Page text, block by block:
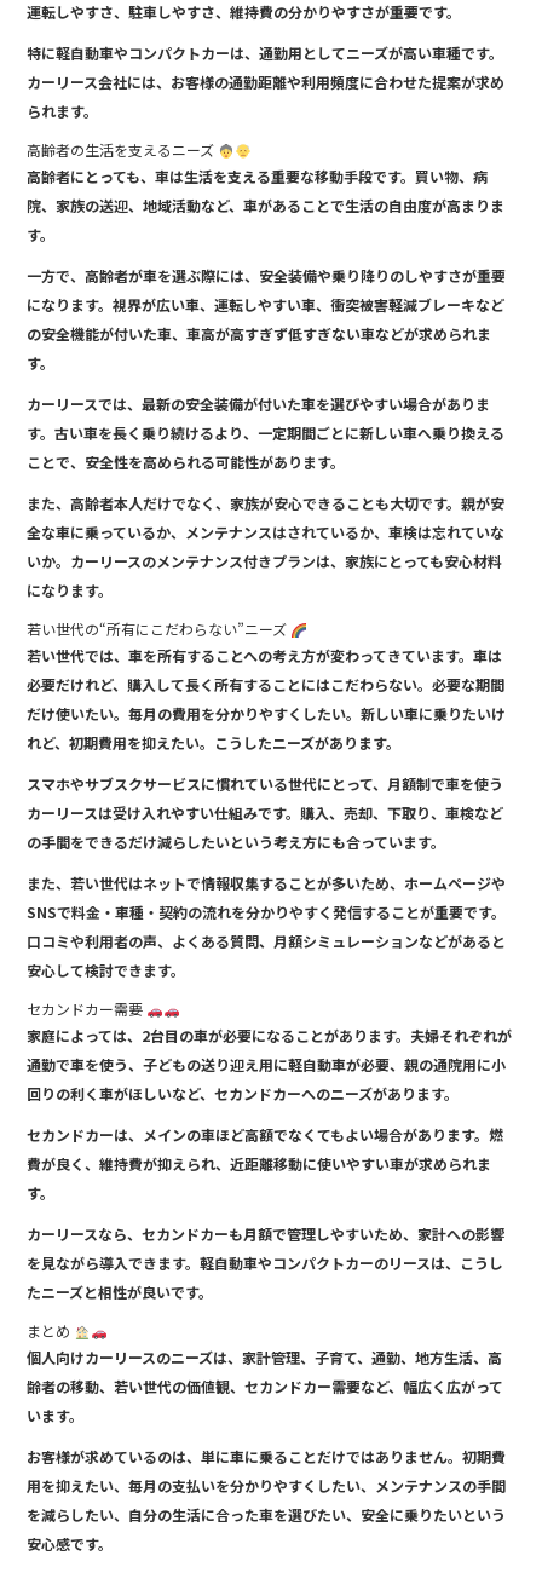
運転しやすさ、駐車しやすさ、維持費の分かりやすさが重要です。
特に軽自動車やコンパクトカーは、通勤用としてニーズが高い車種です。
カーリース会社には、お客様の通勤距離や利用頻度に合わせた提案が求め
られます。
高齢者の生活を支えるニーズ
高齢者にとっても、車は生活を支える重要な移動手段です。買い物、病
院、家族の送迎、地域活動など、車があることで生活の自由度が高まりま
す。
一方で、高齢者が車を選ぶ際には、安全装備や乗り降りのしやすさが重要
になります。視界が広い車、運転しやすい車、衝突被害軽減ブレーキなど
の安全機能が付いた車、車高が高すぎず低すぎない車などが求められま
す。
カーリースでは、最新の安全装備が付いた車を選びやすい場合がありま
す。古い車を長く乗り続けるより、一定期間ごとに新しい車へ乗り換える
ことで、安全性を高められる可能性があります。
また、高齢者本人だけでなく、家族が安心できることも大切です。親が安
全な車に乗っているか、メンテナンスはされているか、車検は忘れていな
いか。カーリースのメンテナンス付きプランは、家族にとっても安心材料
になります。
若い世代の“所有にこだわらない”ニーズ
若い世代では、車を所有することへの考え方が変わってきています。車は
必要だけれど、購入して長く所有することにはこだわらない。必要な期間
だけ使いたい。毎月の費用を分かりやすくしたい。新しい車に乗りたいけ
れど、初期費用を抑えたい。こうしたニーズがあります。
スマホやサブスクサービスに慣れている世代にとって、月額制で車を使う
カーリースは受け入れやすい仕組みです。購入、売却、下取り、車検など
の手間をできるだけ減らしたいという考え方にも合っています。
また、若い世代はネットで情報収集することが多いため、ホームページや
SNSで料金・車種・契約の流れを分かりやすく発信することが重要です。
口コミや利用者の声、よくある質問、月額シミュレーションなどがあると
安心して検討できます。
セカンドカー需要
家庭によっては、2台目の車が必要になることがあります。夫婦それぞれが
通勤で車を使う、子どもの送り迎え用に軽自動車が必要、親の通院用に小
回りの利く車がほしいなど、セカンドカーへのニーズがあります。
セカンドカーは、メインの車ほど高額でなくてもよい場合があります。燃
費が良く、維持費が抑えられ、近距離移動に使いやすい車が求められま
す。
カーリースなら、セカンドカーも月額で管理しやすいため、家計への影響
を見ながら導入できます。軽自動車やコンパクトカーのリースは、こうし
たニーズと相性が良いです。
まとめ
個人向けカーリースのニーズは、家計管理、子育て、通勤、地方生活、高
齢者の移動、若い世代の価値観、セカンドカー需要など、幅広く広がって
います。
お客様が求めているのは、単に車に乗ることだけではありません。初期費
用を抑えたい、毎月の支払いを分かりやすくしたい、メンテナンスの手間
を減らしたい、自分の生活に合った車を選びたい、安全に乗りたいという
安心感です。